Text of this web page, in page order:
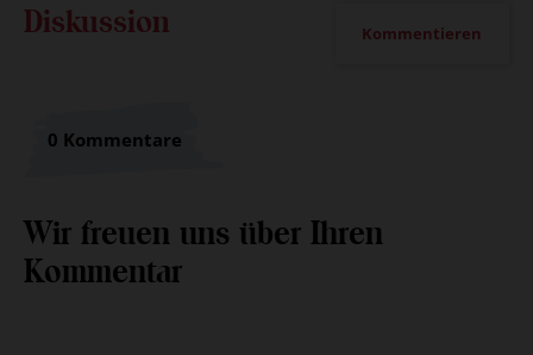
Diskussion Kommentieren
0 Kommentare
Wir freuen uns über Ihren
Kommentar